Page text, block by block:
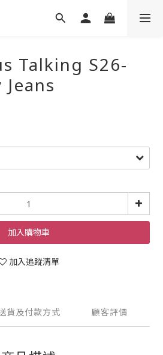
Talking S26-
加入購物車
加入追蹤清單
貨及付款方式 顧客評價